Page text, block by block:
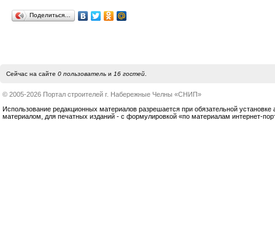
Поделиться…
Сейчас на сайте 0 пользовательи 16 гостей.
© 2005-2026 Портал строителей г. Набережные Челны «СНИП»
Использование редакционных материалов разрешается при обязательной установке
материалом, для печатных изданий - с формулировкой «по материалам интернет-